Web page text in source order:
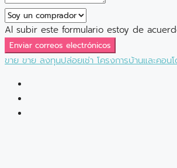
Al subir este formulario estoy de
Enviar correos electrónicos
ขาย ขาย ลงทุนปล่อยเช่า โครงการบ้านและคอน